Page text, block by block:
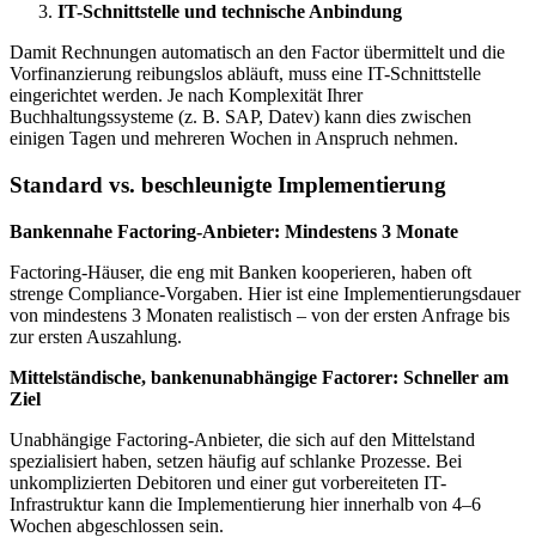
IT-Schnittstelle und technische Anbindung
Damit Rechnungen automatisch an den Factor übermittelt und die
Vorfinanzierung reibungslos abläuft, muss eine IT-Schnittstelle
eingerichtet werden. Je nach Komplexität Ihrer
Buchhaltungssysteme (z. B. SAP, Datev) kann dies zwischen
einigen Tagen und mehreren Wochen in Anspruch nehmen.
Standard vs. beschleunigte Implementierung
Bankennahe Factoring-Anbieter: Mindestens 3 Monate
Factoring-Häuser, die eng mit Banken kooperieren, haben oft
strenge Compliance-Vorgaben. Hier ist eine Implementierungsdauer
von mindestens 3 Monaten realistisch – von der ersten Anfrage bis
zur ersten Auszahlung.
Mittelständische, bankenunabhängige Factorer: Schneller am
Ziel
Unabhängige Factoring-Anbieter, die sich auf den Mittelstand
spezialisiert haben, setzen häufig auf schlanke Prozesse. Bei
unkomplizierten Debitoren und einer gut vorbereiteten IT-
Infrastruktur kann die Implementierung hier innerhalb von 4–6
Wochen abgeschlossen sein.